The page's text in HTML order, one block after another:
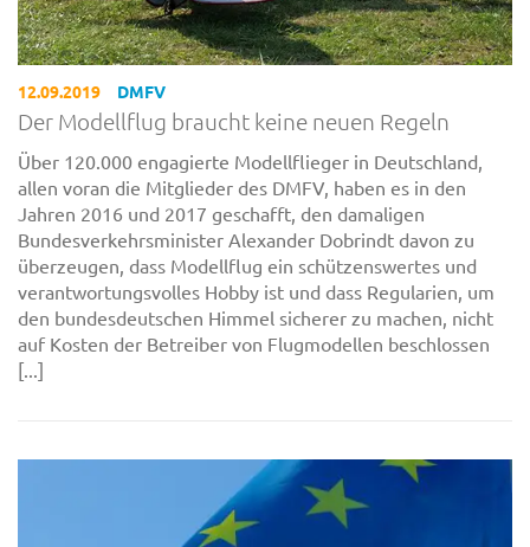
12.09.2019 DMFV
Der Modellflug braucht keine neuen Regeln
Über 120.000 engagierte Modellflieger in Deutschland,
allen voran die Mitglieder des DMFV, haben es in den
Jahren 2016 und 2017 geschafft, den damaligen
Bundesverkehrsminister Alexander Dobrindt davon zu
überzeugen, dass Modellflug ein schützenswertes und
verantwortungsvolles Hobby ist und dass Regularien, um
den bundesdeutschen Himmel sicherer zu machen, nicht
auf Kosten der Betreiber von Flugmodellen beschlossen
[...]